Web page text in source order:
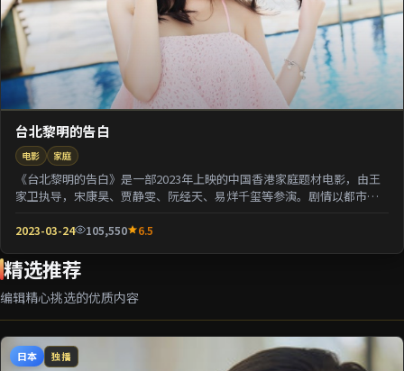
台北黎明的告白
电影 家庭
《台北黎明的告白》是一部2023年上映的中国香港家庭题材电影，由王
家卫执导，宋康昊、贾静雯、阮经天、易烊千玺等参演。剧情以都市迁
2023-03-24 105,550 6.5
精选推荐
编辑精心挑选的优质内容
日本 独播